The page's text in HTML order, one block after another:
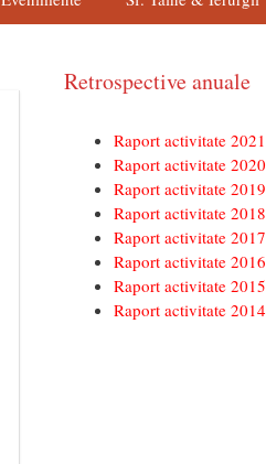
Retrospective anuale
Raport activitate 2021
Raport activitate 2020
Raport activitate 2019
Raport activitate 2018
Raport activitate 2017
Raport activitate 2016
Raport activitate 2015
Raport activitate 2014